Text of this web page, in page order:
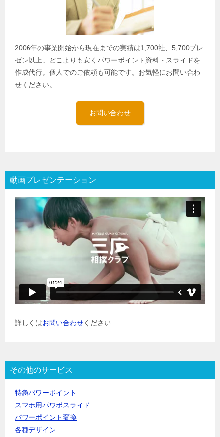
2006年の事業開始から現在までの実績は1,700社、5,700プレ
ゼン以上。どこよりも安くパワーポイント資料・スライドを
作成代行。個人でのご依頼も可能です。お気軽にお問い合わ
せください。
お問い合わせ
動画プレゼンテーション
詳しくはお問い合わせください
その他のサービス
特急パワーポイント
スマホ用パワポスライド
パワーポイント変換
各種デザイン